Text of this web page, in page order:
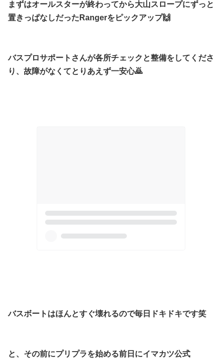
まずはオールスターが終わってから大山スロープにずっと
置きっぱなしだったRangerをピックアップ🙌
バスプロサポートさんが各所チェックと整備をしてくださ
り、故障がなくてとりあえず一安心🙇
バスボートはほんとすぐ壊れるので毎日ドキドキです笑
と、その前にプリプラを始める前日にイマカツ公式